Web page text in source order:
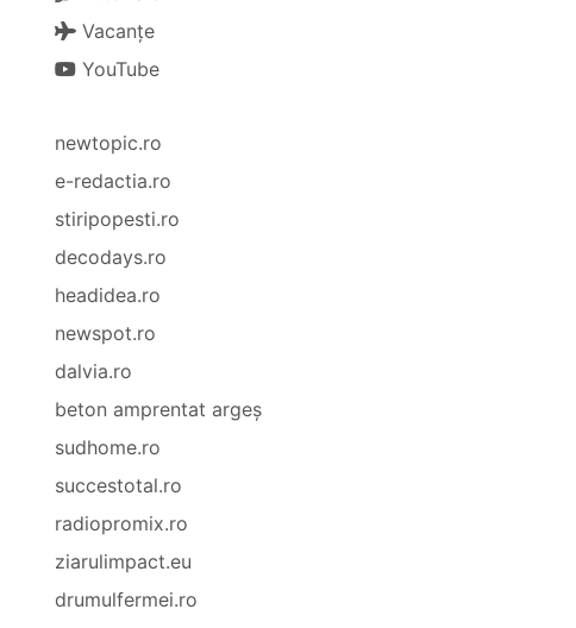
Vacanțe
YouTube
newtopic.ro
e-redactia.ro
stiripopesti.ro
decodays.ro
headidea.ro
newspot.ro
dalvia.ro
beton amprentat argeș
sudhome.ro
succestotal.ro
radiopromix.ro
ziarulimpact.eu
drumulfermei.ro